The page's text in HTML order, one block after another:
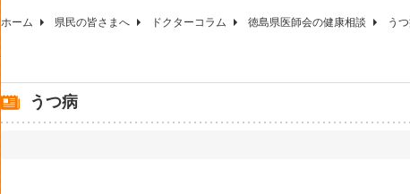
ホーム 県民の皆さまへ ドクターコラム 徳島県医師会の健康相談 う
うつ病